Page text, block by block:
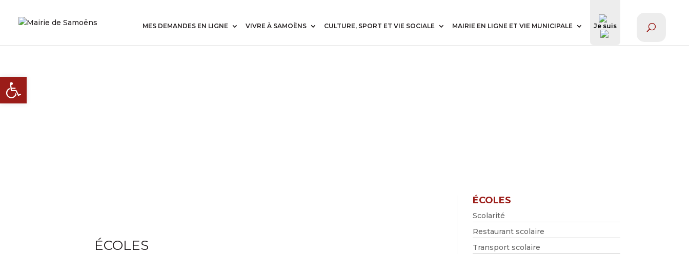
MES DEMANDES EN LIGNE VIVRE À SAMOËNS CULTURE, SPORT ET VIE SOCIALE MAIRIE EN LIGNE ET VIE MUNICIPALE Je suis
ÉCOLES
ÉCOLES
Scolarité
Restaurant scolaire
Transport scolaire
Ouvrir la barre d’outils